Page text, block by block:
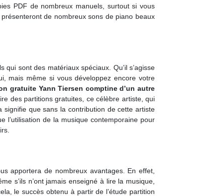
PDF de nombreux manuels, surtout si vous
de nombreux sons de piano beaux
sont des matériaux spéciaux. Qu’il s’agisse
mais même si vous développez encore votre
gratuite Yann Tiersen comptine d’un autre
des partitions gratuites, ce célèbre artiste, qui
signifie que sans la contribution de cette artiste
l’utilisation de la musique contemporaine pour
apportera de nombreux avantages. En effet,
s’ils n’ont jamais enseigné à lire la musique,
le succès obtenu à partir de l’étude partition